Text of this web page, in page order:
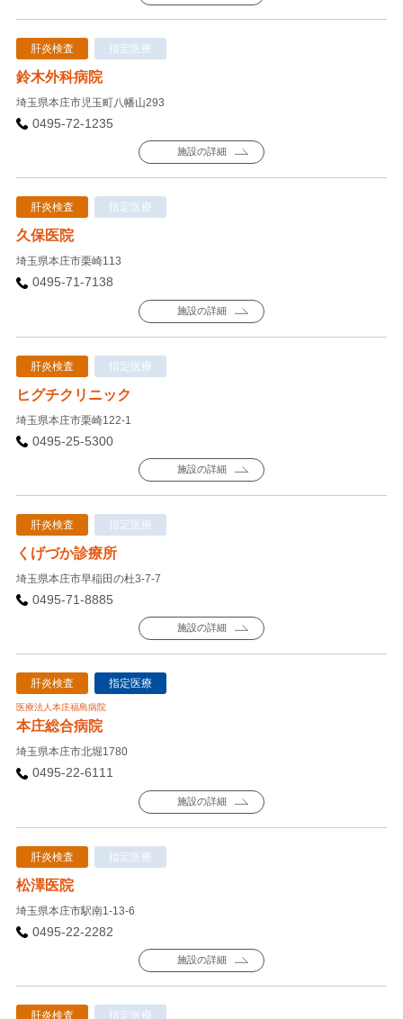
肝炎検査 指定医療
鈴木外科病院
埼玉県本庄市児玉町八幡山293
0495-72-1235
施設の詳細
肝炎検査 指定医療
久保医院
埼玉県本庄市栗崎113
0495-71-7138
施設の詳細
肝炎検査 指定医療
ヒグチクリニック
埼玉県本庄市栗崎122-1
0495-25-5300
施設の詳細
肝炎検査 指定医療
くげづか診療所
埼玉県本庄市早稲田の杜3-7-7
0495-71-8885
施設の詳細
肝炎検査 指定医療
医療法人本庄福島病院
本庄総合病院
埼玉県本庄市北堀1780
0495-22-6111
施設の詳細
肝炎検査 指定医療
松澤医院
埼玉県本庄市駅南1-13-6
0495-22-2282
施設の詳細
肝炎検査 指定医療